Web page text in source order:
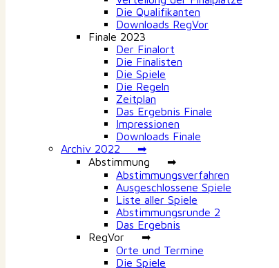
Die Qualifikanten
Downloads RegVor
Finale 2023
Der Finalort
Die Finalisten
Die Spiele
Die Regeln
Zeitplan
Das Ergebnis Finale
Impressionen
Downloads Finale
Archiv 2022 ➡
Abstimmung ➡
Abstimmungsverfahren
Ausgeschlossene Spiele
Liste aller Spiele
Abstimmungsrunde 2
Das Ergebnis
RegVor ➡
Orte und Termine
Die Spiele